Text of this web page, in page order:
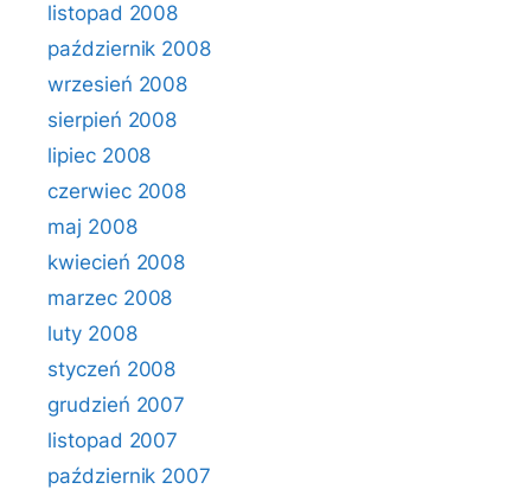
listopad 2008
październik 2008
wrzesień 2008
sierpień 2008
lipiec 2008
czerwiec 2008
maj 2008
kwiecień 2008
marzec 2008
luty 2008
styczeń 2008
grudzień 2007
listopad 2007
październik 2007